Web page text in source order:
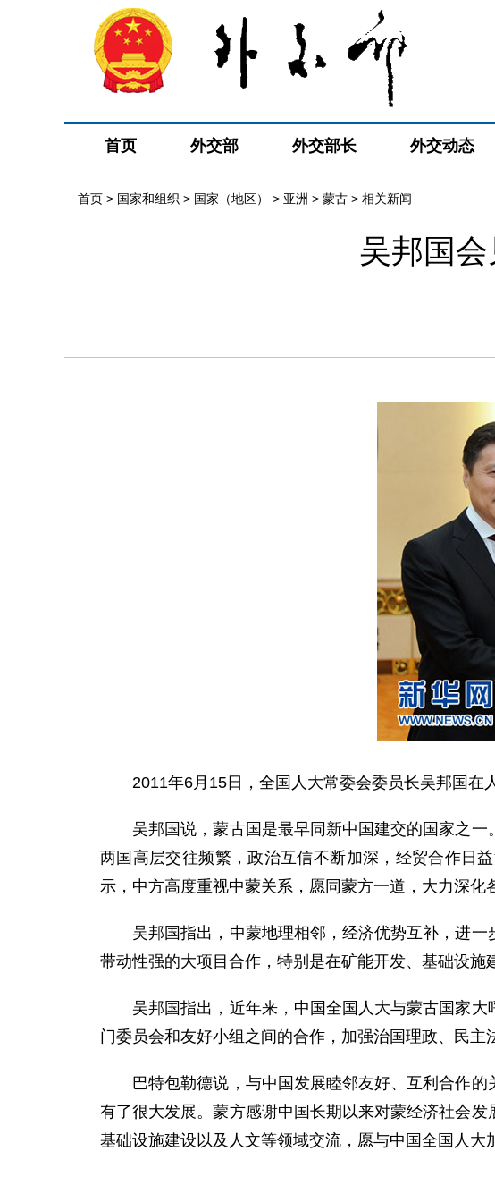
首页 外交部 外交部长 外交动态
首页 > 国家和组织 > 国家（地区） > 亚洲 > 蒙古 > 相关新闻
吴邦国
2011年6月15日，全国人大常委会委员长吴邦国在
吴邦国说，蒙古国是最早同新中国建交的国家之一
两国高层交往频繁，政治互信不断加深，经贸合作日
示，中方高度重视中蒙关系，愿同蒙方一道，大力深化
吴邦国指出，中蒙地理相邻，经济优势互补，进一
带动性强的大项目合作，特别是在矿能开发、基础设施
吴邦国指出，近年来，中国全国人大与蒙古国家大
门委员会和友好小组之间的合作，加强治国理政、民主
巴特包勒德说，与中国发展睦邻友好、互利合作的
有了很大发展。蒙方感谢中国长期以来对蒙经济社会
基础设施建设以及人文等领域交流，愿与中国全国人大